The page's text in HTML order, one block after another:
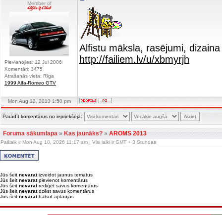
Member of
Pievienojies: 12 Jul 2006
Komentāri: 3475
Atrašanās vieta: Rīga
1999 Alfa-Romeo GTV
Alfistu māksla, rasējumi,
http://failiem.lv/u/xbmyrjh
Mon Aug 12, 2013 1:50 pm
Parādīt komentārus no iepriekšējā:
Foruma sākumlapa»Kas jaunāks?»AROMS 2013
Pašlaik ir Mon Aug 10, 2026 11:17 am | Visi laiki ir GMT + 3 Stundas
Jūs šeit nevaratizveidot jaunus tematus
Jūs šeit nevaratpievienot komentārus
Jūs šeit nevaratrediģēt savus komentārus
Jūs šeit nevaratdzēst savus komentārus
Jūs šeit nevaratbalsot aptaujās